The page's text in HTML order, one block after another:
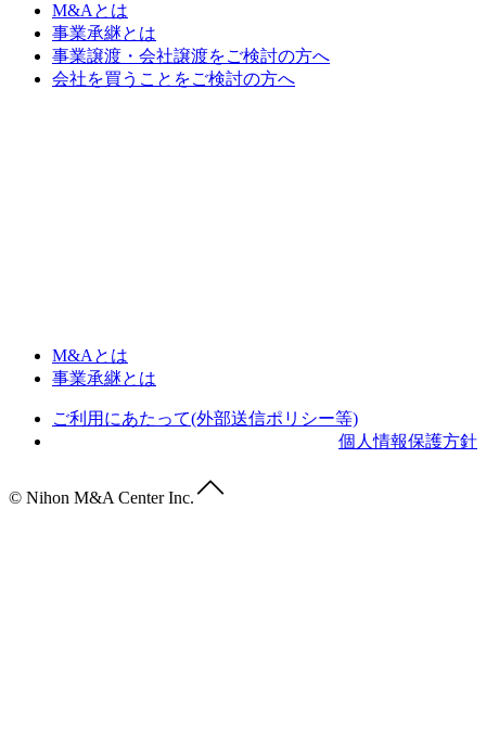
M&Aとは
事業承継とは
事業譲渡・会社譲渡をご検討の方へ
会社を買うことをご検討の方へ
M&Aとは
事業承継とは
ご利用にあたって(外部送信ポリシー等)
個人情報保護方針
© Nihon M&A Center Inc.